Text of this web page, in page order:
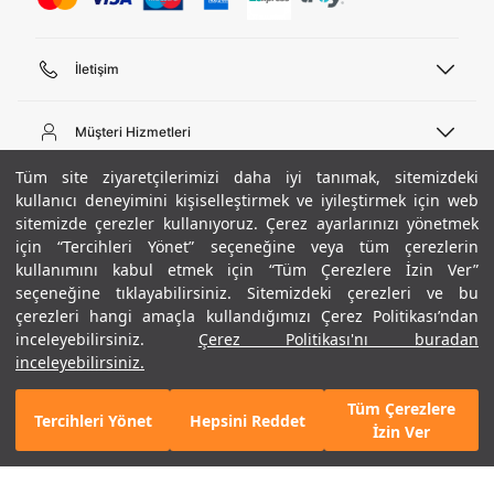
Tüm site ziyaretçilerimizi daha iyi tanımak, sitemizdeki
kullanıcı deneyimini kişiselleştirmek ve iyileştirmek için web
sitemizde çerezler kullanıyoruz. Çerez ayarlarınızı yönetmek
için “Tercihleri Yönet” seçeneğine veya tüm çerezlerin
kullanımını kabul etmek için “Tüm Çerezlere İzin Ver”
seçeneğine tıklayabilirsiniz. Sitemizdeki çerezleri ve bu
çerezleri hangi amaçla kullandığımızı Çerez Politikası’ndan
inceleyebilirsiniz.
Çerez Politikası'nı buradan
inceleyebilirsiniz.
Tercihleri Yönet Hepsini Reddet
Tüm Çerezlere
İzin Ver
+ 2 Renk
2.290 TL
%40
SEPETE EKLE
İletişim
444 02 00
Pazartesi - Cuma 09:00 - 18:00
E-posta
bilgi@underarmour.com
Müşteri Hizmetleri
Sipariş Sorgulama
Bize Ulaşın
Teslimat Bilgileri
İşlem Rehberi
İade ve Değişimler
Sıkça Sorulan Sorular
Beden Rehberi
Site Haritası
Hakkımızda
Ticari Bilgiler
Hükümler ve Koşullar
Gizlilik Politikası
Çerez Politikası
Kariyer
ETBİS
UA Sosyal Medya
Instagram
Facebook
Twitter
Popüler Kategoriler
Erkek Basketbol Ayakkabısı
Çocuk Basketbol Ayakkabısı
Erkek Eşofman
Kadın Tayt